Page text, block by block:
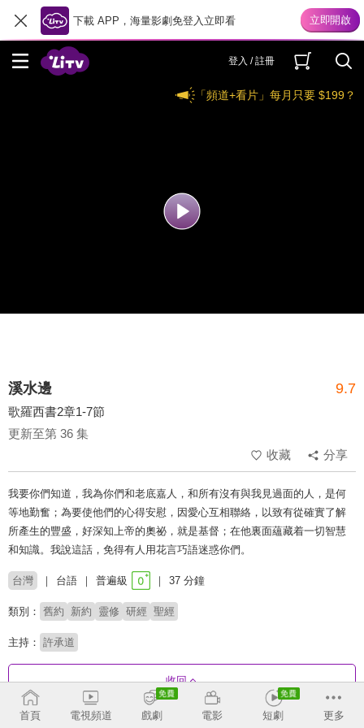
下載 APP，海量影劇免登入立即看
登入 / 註冊
「頻道+看片」每月只要 $199？
溪水邊 9.7
歌羅西書2章1-7節
更新至第 36 集
收藏
分享
我要你們知道，我為你們和老底嘉人，和所有沒有與我見過面的人，是何
等地勤奮；為要使他們的心得安慰，因愛心互相聯絡，以致有從確實了解
所產生的豐盛，好深知上帝的奧祕，就是基督；在他裏面蘊藏着一切智慧
和知識。我說這話，免得有人用花言巧語迷惑你們。
台灣 台語 普遍級 37 分鐘
類別： 舊約 新約 靈修 研經 聖經
主持： 許承道
收回
首頁 電視頻道 戲劇 電影 短劇 更多